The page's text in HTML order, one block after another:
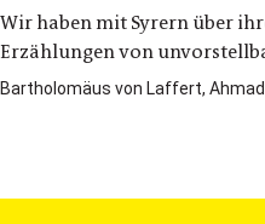
Wir haben mit Syrern über
Erzählungen von
Bartholomäus von Laffert,